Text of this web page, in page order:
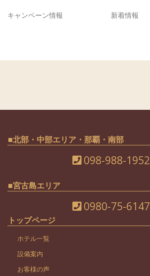
キャンペーン情報 新着情報
■北部・中部エリア・那覇・南部
098-988-1952
■宮古島エリア
0980-75-6147
トップページ
ホテル一覧
設備案内
お客様の声